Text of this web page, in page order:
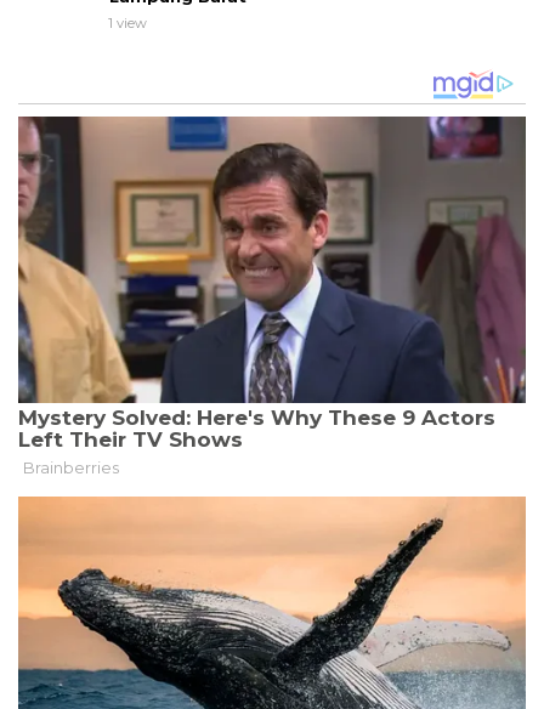
1 view